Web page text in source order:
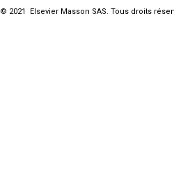
© 2021 Elsevier Masson SAS. Tous droits